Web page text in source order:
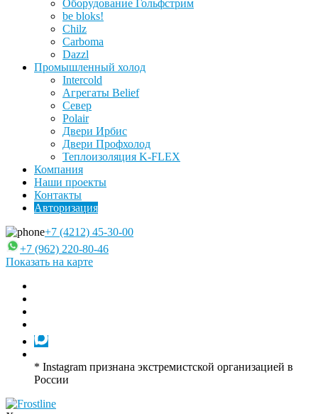
Оборудование Гольфстрим
be bloks!
Chilz
Carboma
Dazzl
Промышленный холод
Intercold
Агрегаты Belief
Север
Polair
Двери Ирбис
Двери Профхолод
Теплоизоляция K-FLEX
Компания
Наши проекты
Контакты
Авторизация
+7 (4212) 45-30-00
+7 (962) 220-80-46
Показать на карте
* Instagram признана экстремистской организацией в
России